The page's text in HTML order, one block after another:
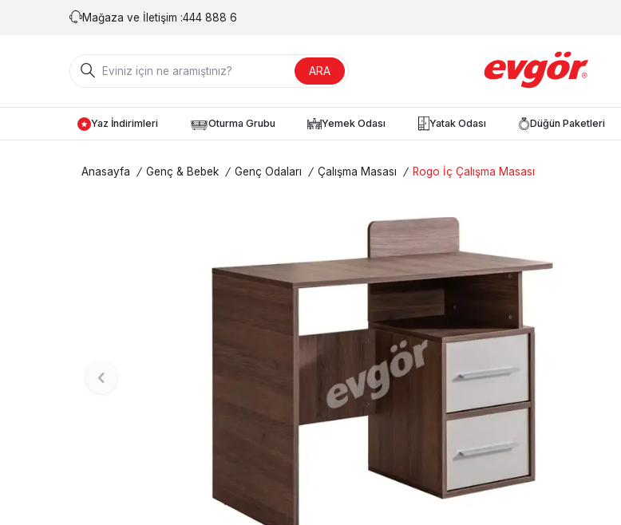
Mağaza ve İletişim :444 888 6
ARA
Yaz İndirimleri Oturma Grubu Yemek Odası Yatak Odası Düğün Paketleri
Anasayfa / Genç & Bebek / Genç Odaları / Çalışma Masası / Rogo İç Çalışma Masası